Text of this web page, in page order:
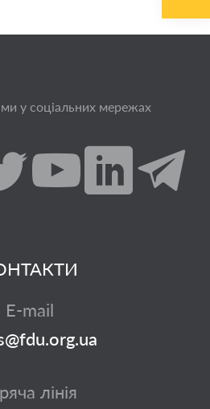
у соціальних мережах
E-mail
лінія